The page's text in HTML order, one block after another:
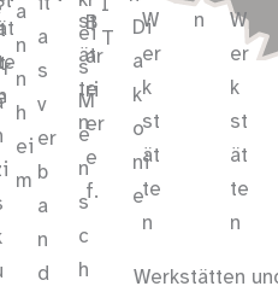
Werkstätten